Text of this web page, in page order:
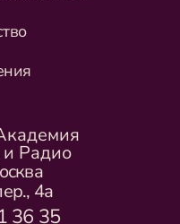
Радио
4а
36 35